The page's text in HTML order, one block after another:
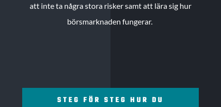
att inte ta några stora risker samt att lära sig hur
börsmarknaden fungerar.
STEG FÖR STEG HUR DU